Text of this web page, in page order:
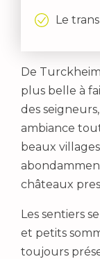
De
plus belle à
des
ambiance
beaux
châteaux
Les sentiers
et petits
toujours
Le